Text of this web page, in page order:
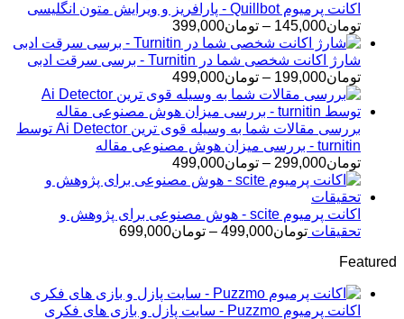
اکانت پرمیوم Quillbot - پارافریز و ویرایش متون انگلیسی
تومان145,000
– تومان399,000محدوده
قیمت:
تومان145,000
تا
تومان399,000
شارژ اکانت شخصی شما در Turnitin - برسی سرقت ادبی
تومان199,000
– تومان499,000محدوده
قیمت:
تومان199,000
تا
تومان499,000
بررسی مقالات شما به وسیله قوی ترین Ai Detector توسط
turnitin - بررسی میزان هوش مصنوعی مقاله
تومان299,000
– تومان499,000محدوده
قیمت:
تا
تومان499,000
اکانت پرمیوم scite - هوش مصنوعی برای پژوهش و
تحقیقات تومان499,000
– تومان699,000محدوده
تومان699,000
Featured
اکانت پرمیوم Puzzmo - سایت پازل و بازی های فکری